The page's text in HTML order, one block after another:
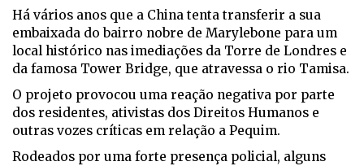
Há vários anos que a China tenta transferir a sua
embaixada do bairro nobre de Marylebone para um
local histórico nas imediações da Torre de Londres e
da famosa Tower Bridge, que atravessa o rio Tamisa.
O projeto provocou uma reação negativa por parte
dos residentes, ativistas dos Direitos Humanos e
outras vozes críticas em relação a Pequim.
Rodeados por uma forte presença policial, alguns